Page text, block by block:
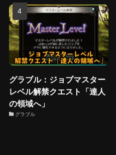
グラブル：ジョブマスター
レベル解禁クエスト「達人
の領域へ」
グラブル